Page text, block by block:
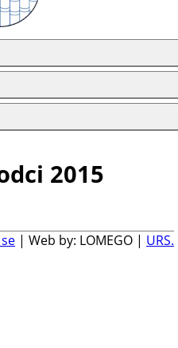
2015
| Web by: LOMEGO | URS.